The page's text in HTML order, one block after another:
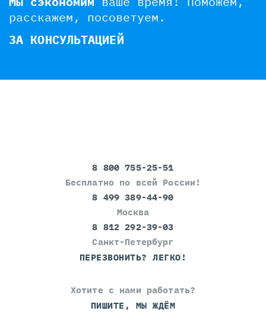
расскажем, посоветуем.
ЗА КОНСУЛЬТАЦИЕЙ
8 800 755-25-51
Бесплатно по всей России!
8 499 389-44-90
Москва
8 812 292-39-03
Санкт-Петербург
ПЕРЕЗВОНИТЬ? ЛЕГКО!
Хотите с нами работать?
ПИШИТЕ, МЫ ЖДЁМ